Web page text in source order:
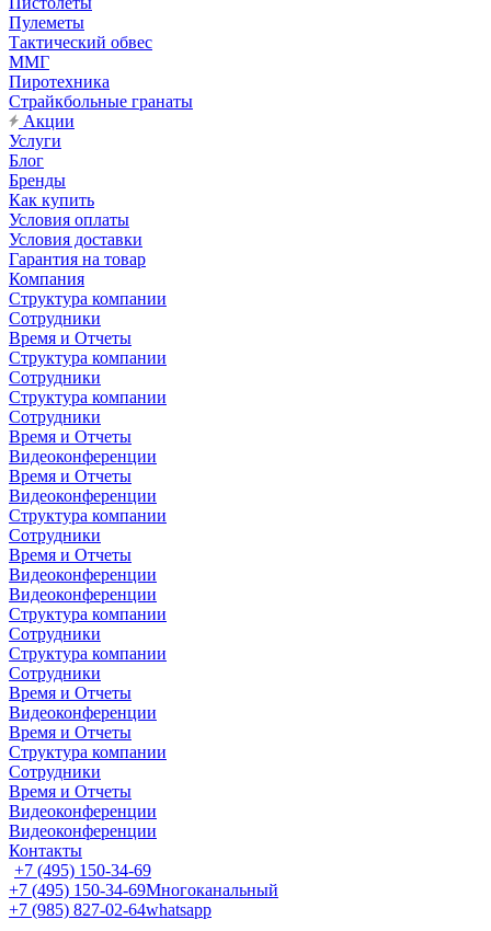
Пулеметы
Тактический обвес
ММГ
Пиротехника
Страйкбольные гранаты
Акции
Услуги
Блог
Бренды
Как купить
Условия оплаты
Условия доставки
Гарантия на товар
Компания
Структура компании
Сотрудники
Время и Отчеты
Структура компании
Сотрудники
Структура компании
Сотрудники
Время и Отчеты
Видеоконференции
Время и Отчеты
Видеоконференции
Структура компании
Сотрудники
Время и Отчеты
Видеоконференции
Видеоконференции
Структура компании
Сотрудники
Структура компании
Сотрудники
Время и Отчеты
Видеоконференции
Время и Отчеты
Структура компании
Сотрудники
Время и Отчеты
Видеоконференции
Видеоконференции
Контакты
+7 (495) 150-34-69
+7 (495) 150-34-69Многоканальный
+7 (985) 827-02-64whatsapp